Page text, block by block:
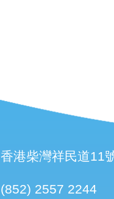
香港柴灣祥民道11
(852) 2557 2244